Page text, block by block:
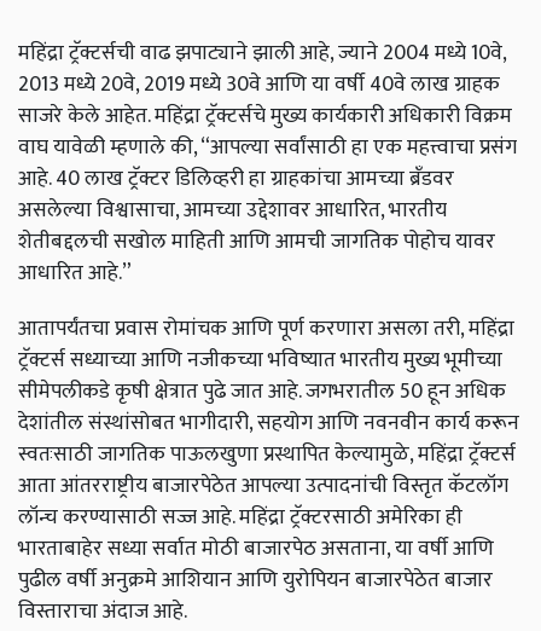
महिंद्रा ट्रॅक्टर्सची वाढ झपाट्याने झाली आहे, ज्याने 2004 मध्ये 10वे,
2013 मध्ये 20वे, 2019 मध्ये 30वे आणि या वर्षी 40वे लाख ग्राहक
साजरे केले आहेत. महिंद्रा ट्रॅक्टर्सचे मुख्य कार्यकारी अधिकारी विक्रम
वाघ यावेळी म्हणाले की, “आपल्या सर्वांसाठी हा एक महत्त्वाचा प्रसंग
आहे. 40 लाख ट्रॅक्टर डिलिव्हरी हा ग्राहकांचा आमच्या ब्रँडवर
असलेल्या विश्वासाचा, आमच्या उद्देशावर आधारित, भारतीय
शेतीबद्दलची सखोल माहिती आणि आमची जागतिक पोहोच यावर
आधारित आहे.”
आतापर्यंतचा प्रवास रोमांचक आणि पूर्ण करणारा असला तरी, महिंद्रा
ट्रॅक्टर्स सध्याच्या आणि नजीकच्या भविष्यात भारतीय मुख्य भूमीच्या
सीमेपलीकडे कृषी क्षेत्रात पुढे जात आहे. जगभरातील 50 हून अधिक
देशांतील संस्थांसोबत भागीदारी, सहयोग आणि नवनवीन कार्य करून
स्वतःसाठी जागतिक पाऊलखुणा प्रस्थापित केल्यामुळे, महिंद्रा ट्रॅक्टर्स
आता आंतरराष्ट्रीय बाजारपेठेत आपल्या उत्पादनांची विस्तृत कॅटलॉग
लॉन्च करण्यासाठी सज्ज आहे. महिंद्रा ट्रॅक्टरसाठी अमेरिका ही
भारताबाहेर सध्या सर्वात मोठी बाजारपेठ असताना, या वर्षी आणि
पुढील वर्षी अनुक्रमे आशियान आणि युरोपियन बाजारपेठेत बाजार
विस्ताराचा अंदाज आहे.